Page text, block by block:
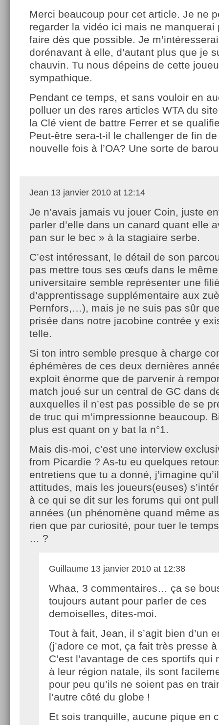
Merci beaucoup pour cet article. Je ne
regarder la vidéo ici mais ne manquerai
faire dès que possible. Je
dorénavant à elle, d’autant plus que je
chauvin. Tu nous dépeins de cette
sympathique.
Pendant ce temps, et sans vouloir en
polluer un des rares articles WTA du
la Clé vient de battre Ferrer et se
Peut-être sera-t-il le challenger de fin
nouvelle fois à l’OA? Une sorte de
Jean 13 janvier 2010 at 12:14
Je n’avais jamais vu jouer Coin, juste
parler d’elle dans un canard quant elle
pan sur le bec » à la stagiaire serbe.
C’est intéressant, le détail de son
pas mettre tous ses œufs dans le
universitaire semble représenter une
d’apprentissage supplémentaire aux
Pernfors,…), mais je ne suis pas sûr
prisée dans notre jacobine contrée y
telle.
Si ton intro semble presque à charge
éphémères de ces deux dernières
exploit énorme que de parvenir à
match joué sur un central de GC dans
auxquelles il n’est pas possible de se
de truc qui m’impressionne beaucoup.
plus est quant on y bat la n°1.
Mais dis-moi, c’est une interview
from Picardie ? As-tu eu quelques
entretiens que tu a donné, j’imagine
attitudes, mais les joueurs(euses)
à ce qui se dit sur les forums qui ont
années (un phénomène quand même
rien que par curiosité, pour tuer le
… ?
Guillaume 13 janvier 2010 at 12:38
Whaa, 3 commentaires… ça se
toujours autant pour parler de ces
demoiselles, dites-moi.
Tout à fait, Jean, il s’agit bien d’un
(j’adore ce mot, ça fait très presse
C’est l’avantage de ces sportifs qui
à leur région natale, ils sont
pour peu qu’ils ne soient pas en
l’autre côté du globe !
Et sois tranquille, aucune pique en